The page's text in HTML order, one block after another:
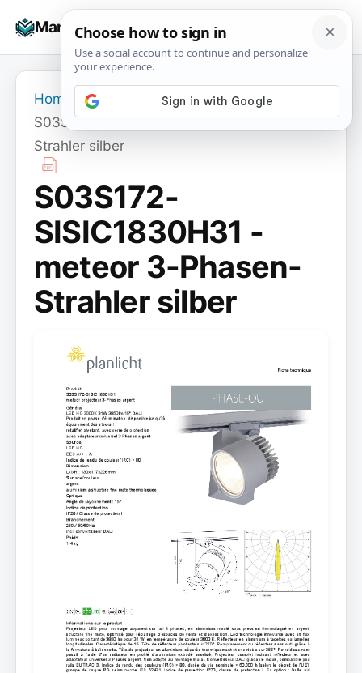
Manuals+
☰
Home
S03S172-SISIC1830H31 - meteor 3-Phasen-
Strahler silber
S03S172-
SISIC1830H31 -
meteor 3-Phasen-
Strahler silber